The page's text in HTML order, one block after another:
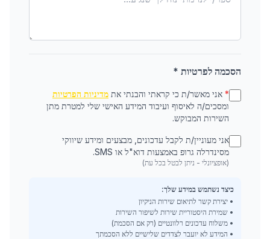
הסכמה לפרטיות *
* אני מאשר/ת כי קראתי והבנתי את מדיניות הפרטיות
ומסכים/ה לאיסוף ועיבוד המידע האישי שלי למטרת מתן
השירות המבוקש.
אני מעוניין/ת לקבל עדכונים, מבצעים ומידע שיווקי
מסינדרלה גרופ באמצעות דוא"ל או SMS.
(אופציונלי - ניתן לבטל בכל עת)
כיצד נשתמש במידע שלך:
• יצירת קשר לתיאום שירות הניקיון
• שמירת היסטוריית שירות לשיפור השירות
• משלוח עדכונים רלוונטיים (רק אם הסכמת)
• המידע לא יועבר לצדדים שלישיים ללא הסכמתך